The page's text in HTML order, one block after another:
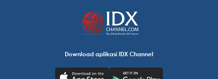
Download aplikasi IDX Channel